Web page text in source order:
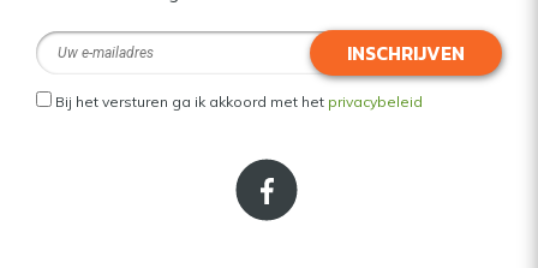
INSCHRIJVEN
Bij het versturen ga ik akkoord met het privacybeleid